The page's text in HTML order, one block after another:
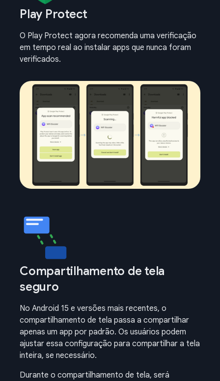
Play Protect
O Play Protect agora recomenda uma verificação
em tempo real ao instalar apps que nunca foram
verificados.
Compartilhamento de tela
seguro
No Android 15 e versões mais recentes, o
compartilhamento de tela passa a compartilhar
apenas um app por padrão. Os usuários podem
ajustar essa configuração para compartilhar a tela
inteira, se necessário.
Durante o compartilhamento de tela, será